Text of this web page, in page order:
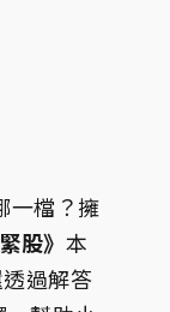
一檔？擁
股》 本
過解答